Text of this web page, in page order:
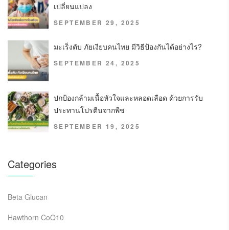
เปลี่ยนแปลง
SEPTEMBER 29, 2025
มะเร็งตับ ภัยเงียบคนไทย มีวิธีป้องกันได้อย่างไร?
SEPTEMBER 24, 2025
ปกป้องกล้ามเนื้อหัวใจและหลอดเลือด ด้วยการรับ
ประทานโปรตีนจากพืช
SEPTEMBER 19, 2025
Categories
Beta Glucan
Hawthorn CoQ10